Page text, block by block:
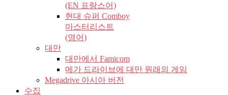
(EN 프랑스어)
현대 슈퍼 Comboy
마스터리스트
(영어)
대만
대만에서 Famicom
메가 드라이브에 대만 원래의 게임
Megadrive 아시아 버전
수집